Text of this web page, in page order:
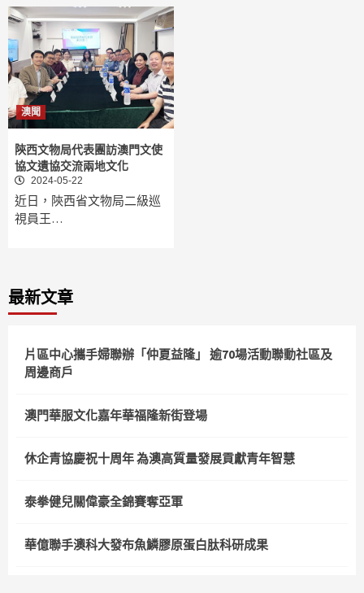
澳聞
陝西文物局代表團訪澳門文使
協文遺協交流兩地文化
2024-05-22
近日，陝西省文物局二級巡
視員王…
最新文章
片區中心攜手婦聯辦「仲夏益隆」 逾70場活動聯動社區及
周邊商戶
澳門華服文化嘉年華福隆新街登場
休企青協慶祝十周年 為澳高質量發展貢獻青年智慧
泰拳健兒關偉豪全錦賽奪亞軍
華億聯手澳科大發布魚鱗膠原蛋白肽科研成果